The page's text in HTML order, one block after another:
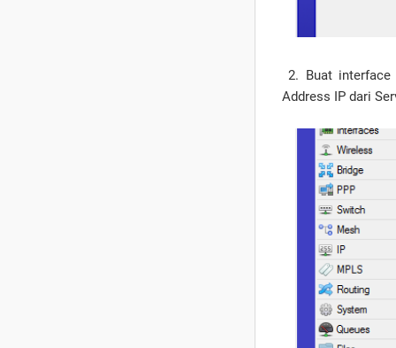
2. Buat
Address IP dari